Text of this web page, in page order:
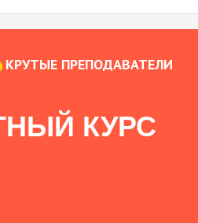
КРУТЫЕ ПРЕПОДАВАТЕЛИ
КУРС